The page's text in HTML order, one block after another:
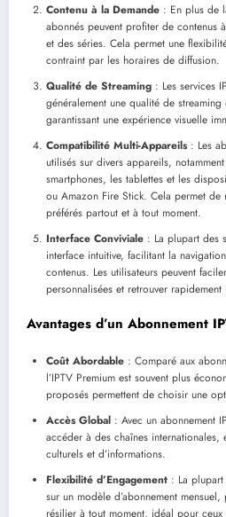
Contenu à la Demande : En plus de
abonnés peuvent profiter de contenus
et des séries. Cela permet une
contraint par les horaires de diffusion.
Qualité de Streaming : Les services
généralement une qualité de
garantissant une expérience visuelle
Compatibilité Multi-Appareils: Les
utilisés sur divers appareils,
smartphones, les tablettes et les
ou Amazon Fire Stick. Cela permet de
préférés partout et à tout moment.
Interface Conviviale : La plupart des
interface intuitive, facilitant la
contenus. Les utilisateurs peuvent
personnalisées et retrouver
Avantages d’un Abonnement
Coût Abordable : Comparé aux
l’IPTV Premium est souvent plus
proposés permettent de choisir une
Accès Global : Avec un abonnement
accéder à des chaînes
culturels et d’informations.
Flexibilité d’Engagement : La
sur un modèle d’abonnement
résilier à tout moment, idéal pour ceux